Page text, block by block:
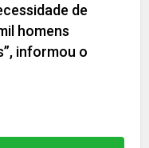
de
homens
informou o